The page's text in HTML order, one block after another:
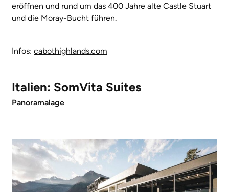
eröffnen und rund um das 400 Jahre alte Castle Stuart
und die Moray-Bucht führen.
Infos: cabothighlands.com
Italien: SomVita Suites
Panoramalage